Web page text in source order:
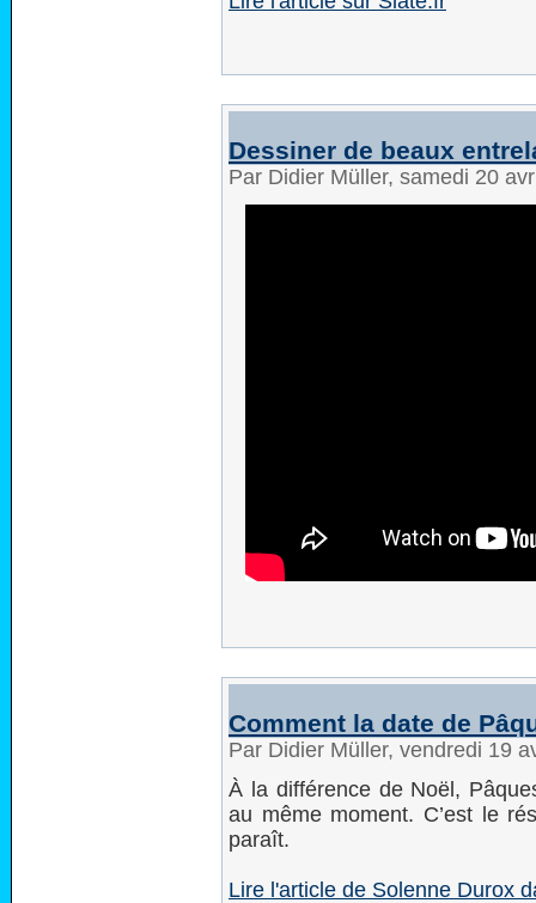
Dessiner de beaux
Par Didier Müller, samedi 20
Comment la date de
Par Didier Müller, vendredi 19
À la différence de Noël,
au même moment. C’est le
paraît.
Lire l'article de Solenne Durox